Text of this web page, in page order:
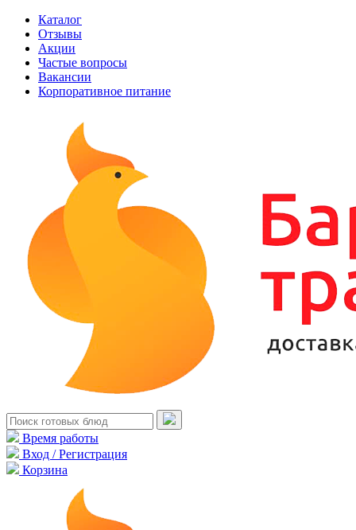
Каталог
Отзывы
Акции
Частые вопросы
Вакансии
Корпоративное питание
Время работы
Вход / Регистрация
Корзина